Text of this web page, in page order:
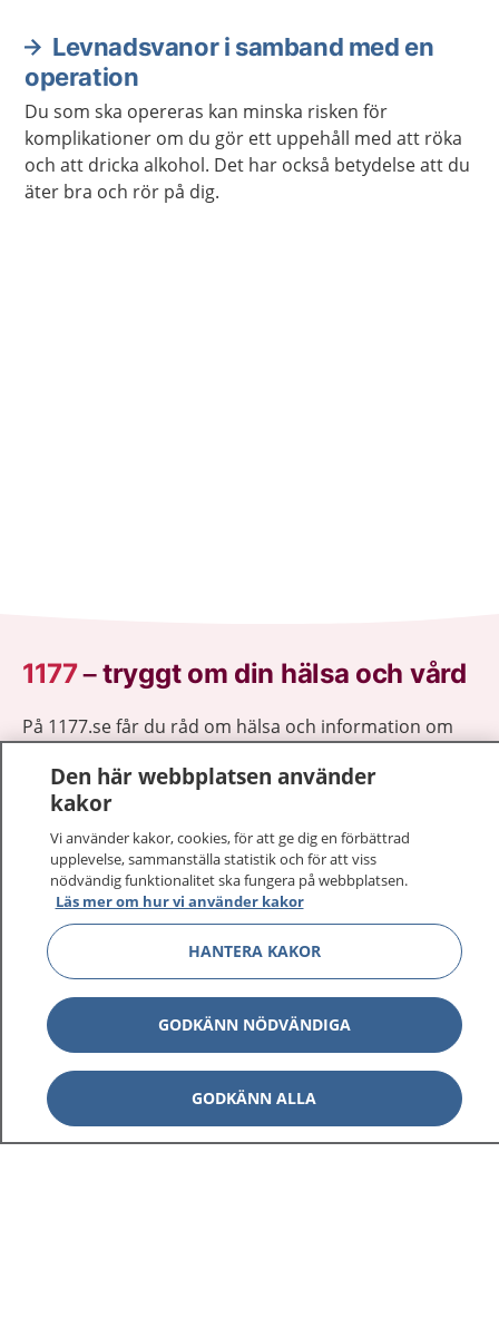
Levnadsvanor i samband med en
operation
Du som ska opereras kan minska risken för
komplikationer om du gör ett uppehåll med att röka
och att dricka alkohol. Det har också betydelse att du
äter bra och rör på dig.
1177–tryggt om din hälsa och vård
På 1177.se får du råd om hälsa och information om
Logga in för att läsa din journal och göra dina
vårdärenden. Ring telefonnummer 1177 för
sjukvårdsrådgivning dygnet runt.
1177 ger dig råd när du vill må bättre.
1177 på flera språk Visa
Om 1177
Kontakt Visa
Den här webbplatsen använder
kakor
Vi använder kakor, cookies, för att ge dig en förbättrad
upplevelse, sammanställa statistik och för att viss
nödvändig funktionalitet ska fungera på webbplatsen.
Läs mer om hur vi använder kakor
HANTERA KAKOR
GODKÄNN NÖDVÄNDIGA
GODKÄNN ALLA